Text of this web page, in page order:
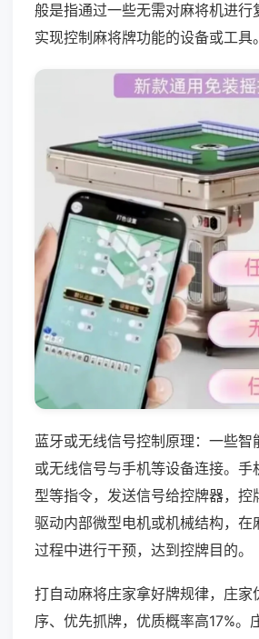
般是指通过一些无需对麻将机进行
实现控制麻将牌功能的设备或工具。
蓝牙或无线信号控制原理：一些智
或无线信号与手机等设备连接。手
型等指令，发送信号给控牌器，控
驱动内部微型电机或机械结构，在
过程中进行干预，达到控牌目的。
打自动麻将庄家拿好牌规律，庄家
序、优先抓牌，优质概率高17%。